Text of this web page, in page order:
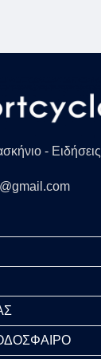
- Ειδήσεις